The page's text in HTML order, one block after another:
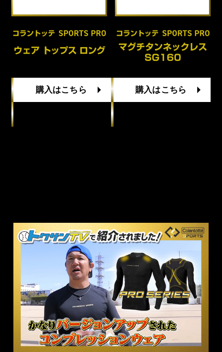
購入はこちら 購入はこちら